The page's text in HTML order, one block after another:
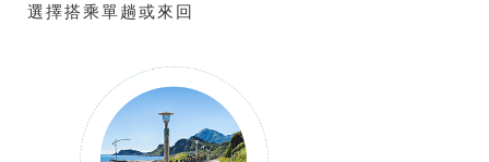
選擇搭乘單趟或來回